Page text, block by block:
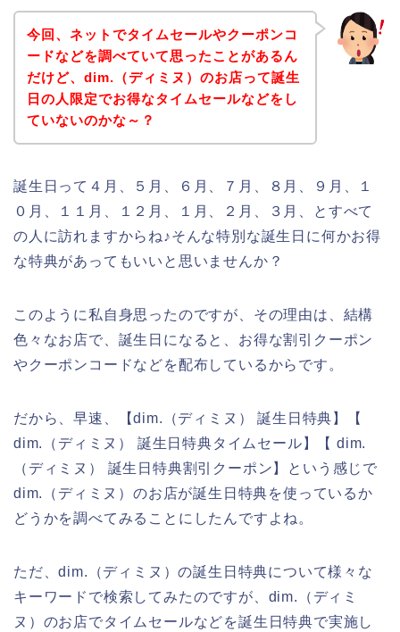
今回、ネットでタイムセールやクーポンコ
ードなどを調べていて思ったことがあるん
だけど、dim.（ディミヌ）のお店って誕生
日の人限定でお得なタイムセールなどをし
ていないのかな～？
誕生日って４月、５月、６月、７月、８月、９月、１
０月、１１月、１２月、１月、２月、３月、とすべて
の人に訪れますからね♪そんな特別な誕生日に何かお得
な特典があってもいいと思いませんか？
このように私自身思ったのですが、その理由は、結構
色々なお店で、誕生日になると、お得な割引クーポン
やクーポンコードなどを配布しているからです。
だから、早速、【dim.（ディミヌ） 誕生日特典】【
dim.（ディミヌ） 誕生日特典タイムセール】【 dim.
（ディミヌ） 誕生日特典割引クーポン】という感じで
dim.（ディミヌ）のお店が誕生日特典を使っているか
どうかを調べてみることにしたんですよね。
ただ、dim.（ディミヌ）の誕生日特典について様々な
キーワードで検索してみたのですが、dim.（ディミ
ヌ）のお店でタイムセールなどを誕生日特典で実施し